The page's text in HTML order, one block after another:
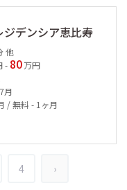
ジデンシア恵比寿
他
- 80 万円
月
/ 無料 - 1ヶ月
4 ›